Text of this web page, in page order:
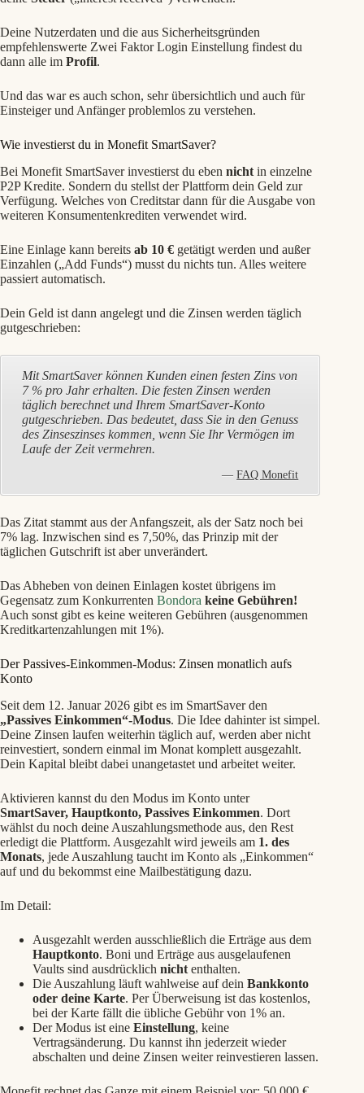
Deine Nutzerdaten und die aus Sicherheitsgründen
empfehlenswerte Zwei Faktor Login Einstellung findest du
dann alle im Profil.
Und das war es auch schon, sehr übersichtlich und auch für
Einsteiger und Anfänger problemlos zu verstehen.
Wie investierst du in Monefit SmartSaver?
Bei Monefit SmartSaver investierst du eben nicht in einzelne
P2P Kredite. Sondern du stellst der Plattform dein Geld zur
Verfügung. Welches von Creditstar dann für die Ausgabe von
weiteren Konsumentenkrediten verwendet wird.
Eine Einlage kann bereits ab 10 € getätigt werden und außer
Einzahlen („Add Funds“) musst du nichts tun. Alles weitere
passiert automatisch.
Dein Geld ist dann angelegt und die Zinsen werden täglich
gutgeschrieben:
Mit SmartSaver können Kunden einen festen Zins von
7 % pro Jahr erhalten. Die festen Zinsen werden
täglich berechnet und Ihrem SmartSaver-Konto
gutgeschrieben. Das bedeutet, dass Sie in den Genuss
des Zinseszinses kommen, wenn Sie Ihr Vermögen im
Laufe der Zeit vermehren.
FAQ Monefit
Das Zitat stammt aus der Anfangszeit, als der Satz noch bei
7% lag. Inzwischen sind es 7,50%, das Prinzip mit der
täglichen Gutschrift ist aber unverändert.
Das Abheben von deinen Einlagen kostet übrigens im
Gegensatz zum Konkurrenten Bondora keine Gebühren!
Auch sonst gibt es keine weiteren Gebühren (ausgenommen
Kreditkartenzahlungen mit 1%).
Der Passives-Einkommen-Modus: Zinsen monatlich aufs
Konto
Seit dem 12. Januar 2026 gibt es im SmartSaver den
„Passives Einkommen“-Modus. Die Idee dahinter ist simpel.
Deine Zinsen laufen weiterhin täglich auf, werden aber nicht
reinvestiert, sondern einmal im Monat komplett ausgezahlt.
Dein Kapital bleibt dabei unangetastet und arbeitet weiter.
Aktivieren kannst du den Modus im Konto unter
SmartSaver, Hauptkonto, Passives Einkommen. Dort
wählst du noch deine Auszahlungsmethode aus, den Rest
erledigt die Plattform. Ausgezahlt wird jeweils am 1. des
Monats, jede Auszahlung taucht im Konto als „Einkommen“
auf und du bekommst eine Mailbestätigung dazu.
Im Detail:
Ausgezahlt werden ausschließlich die Erträge aus dem
Hauptkonto. Boni und Erträge aus ausgelaufenen
Vaults sind ausdrücklich nicht enthalten.
Die Auszahlung läuft wahlweise auf dein Bankkonto
oder deine Karte. Per Überweisung ist das kostenlos,
bei der Karte fällt die übliche Gebühr von 1% an.
Der Modus ist eine Einstellung, keine
Vertragsänderung. Du kannst ihn jederzeit wieder
abschalten und deine Zinsen weiter reinvestieren lassen.